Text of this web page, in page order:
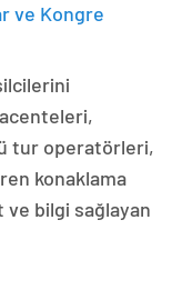
ve Kongre
tur operatörleri,
konaklama
bilgi sağlayan